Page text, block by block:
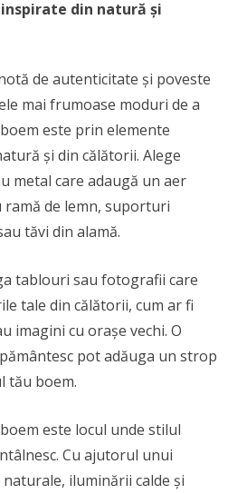
din natură și
de autenticitate și poveste
mai frumoase moduri de a
este prin elemente
și din călătorii. Alege
metal care adaugă un aer
ramă de lemn, suporturi
tăvi din alamă.
tablouri sau fotografii care
tale din călătorii, cum ar fi
imagini cu orașe vechi. O
pot adăuga un strop
tău boem.
este locul unde stilul
Cu ajutorul unui
iluminării calde și